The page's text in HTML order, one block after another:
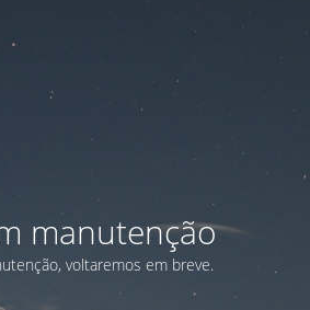
manutenção
voltaremos em breve.